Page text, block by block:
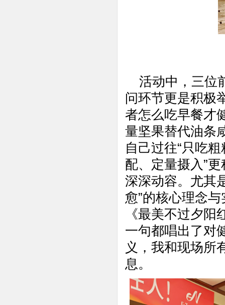
活动中，三位
问环节更是积极
者怎么吃早餐才
量坚果替代油条
自己过往“只吃
配、定量摄入”
深深动容。尤其
愈”的核心理念
《最美不过夕
一句都唱出了对
义，我和现场所
息。